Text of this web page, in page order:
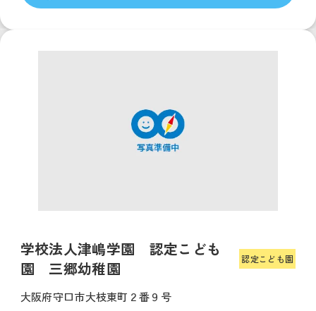
学校法人津嶋学園 認定こども
園 三郷幼稚園
認定こども園
大阪府守口市大枝東町２番９号